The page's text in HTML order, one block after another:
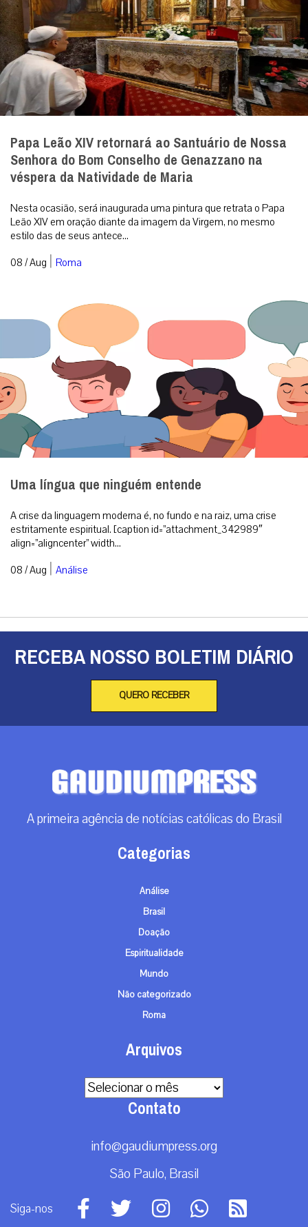
Nesta ocasião, será inaugurada uma pintura que retrata o Papa
Leão XIV em oração diante da imagem da Virgem, no mesmo
estilo das de seus antece...
08 / Aug|Roma
A crise da linguagem moderna é, no fundo e na raiz, uma crise
estritamente espiritual. [caption id=”attachment_342989″
align=”aligncenter” width...
|Análise
RECEBA NOSSO BOLETIM DIÁRIO
QUERO RECEBER
A primeira agência de notícias católicas do Brasil
Categorias
Doação
Mundo
Não categorizado
Arquivos
Contato
info@gaudiumpress.org
São Paulo, Brasil
TERMOS E CONDIÇÕES